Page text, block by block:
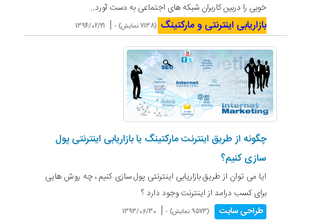
خوبی را دربین کاربران شبکه های اجتماعی به دست آورد..
بازاریابی اینترنتی و مارکتینگ (7138 نمایش) - |
1394/02/21
چگونه از طریق اینترنت مارکتینگ یا بازاریابی اینترنتی پول
سازی کنیم؟
ایا می توان از طریق بازاریابی اینترنتی پول سازی کنیم ، چه روش هایی
برای کسب درامد از اینترنت وجود دارد ؟
طراحی سایت (9573 نمایش) - |
1393/06/30